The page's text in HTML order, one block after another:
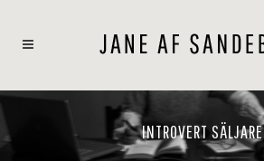
INTROVERT SÄLJARE